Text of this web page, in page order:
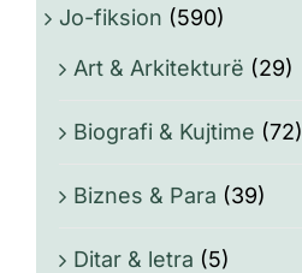
Jo-fiksion (590)
Art & Arkitekturë (29)
Biografi & Kujtime (72)
Biznes & Para (39)
Ditar & letra (5)